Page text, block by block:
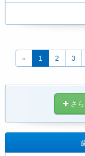
« 1 2 3
さら